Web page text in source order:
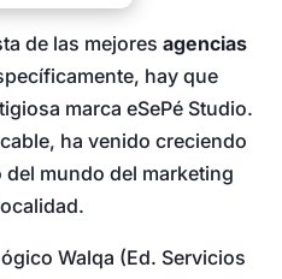
de las mejoresagencias
hay que
marca eSePé Studio.
ha venido creciendo
mundo del marketing
Walqa (Ed. Servicios